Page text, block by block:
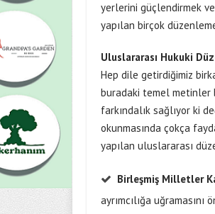
yerlerini güçlendirmek
yapılan birçok
Uluslararası Hukuki
Hep dile getirdiğimiz
buradaki temel metinler
farkındalık sağlıyor ki
okunmasında çokça
yapılan uluslararası
Birleşmiş Milletler
ayrımcılığa